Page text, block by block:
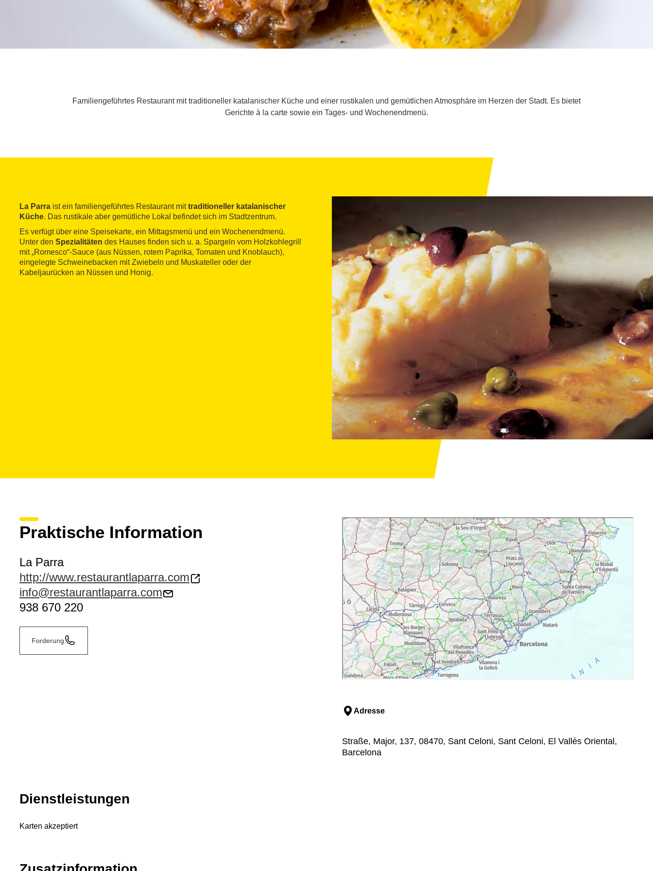
Familiengeführtes Restaurant mit traditioneller katalanischer Küche und einer rustikalen und gemütlichen Atmosphäre im Herzen der Stadt. Es bietet
Gerichte à la carte sowie ein Tages- und Wochenendmenü.
La Parra ist ein familiengeführtes Restaurant mittraditioneller katalanischer
Küche. Das rustikale aber gemütliche Lokal befindet sich im Stadtzentrum.
Es verfügt über eine Speisekarte, ein Mittagsmenü und ein Wochenendmenü.
Unter den Spezialitäten des Hauses finden sich u. a. Spargeln vom Holzkohlegrill
mit „Romesco“-Sauce (aus Nüssen, rotem Paprika, Tomaten und Knoblauch),
eingelegte Schweinebacken mit Zwiebeln und Muskateller oder der
Kabeljaurücken an Nüssen und Honig.
Praktische Information
La Parra
http://www.restaurantlaparra.com
info@restaurantlaparra.com
938 670 220
Forderung
Adresse
Straße, Major, 137, 08470, Sant Celoni, Sant Celoni, El Vallès Oriental,
Barcelona
Dienstleistungen
Karten akzeptiert